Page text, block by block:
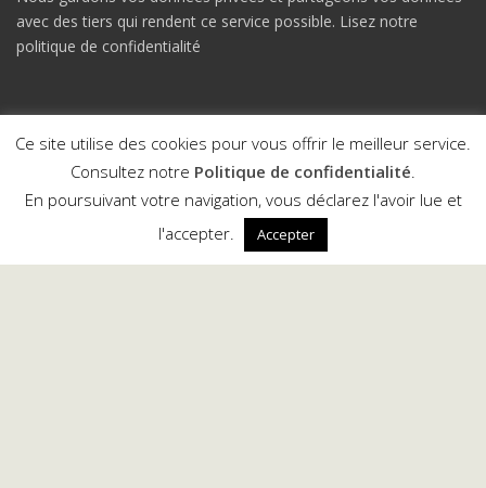
Nous gardons vos données privées et partageons vos données
avec des tiers qui rendent ce service possible. Lisez notre
politique de confidentialité
Devenez Fan
sur Facebook
Rejoignez-nous
sur Instagram
Abonnez vous
Ce site utilise des cookies pour vous offrir le meilleur service.
Consultez notre Politique de confidentialité.
En poursuivant votre navigation, vous déclarez l'avoir lue et
l'accepter.
Accepter